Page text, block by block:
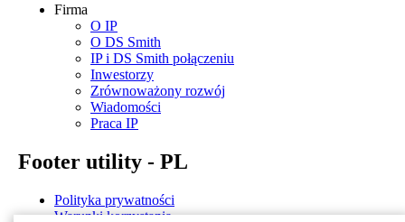
Firma
O IP
O DS Smith
IP i DS Smith połączeniu
Inwestorzy
Zrównoważony rozwój
Wiadomości
Praca IP
Footer utility - PL
Polityka prywatności
Warunki korzystania